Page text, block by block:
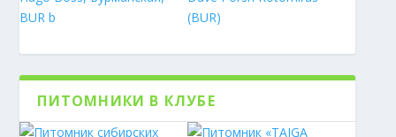
ПИТОМНИКИ В КЛУБЕ